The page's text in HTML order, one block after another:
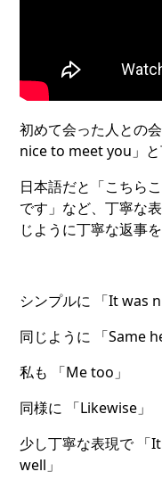
初めて会った人との
nice to meet you」と
日本語だと「こちら
です」など、丁寧な
じように丁寧な返事
シンプルに 「It was
同じように 「Same
私も 「Me too」
同様に 「Likewise」
少し丁寧な表現で
well」